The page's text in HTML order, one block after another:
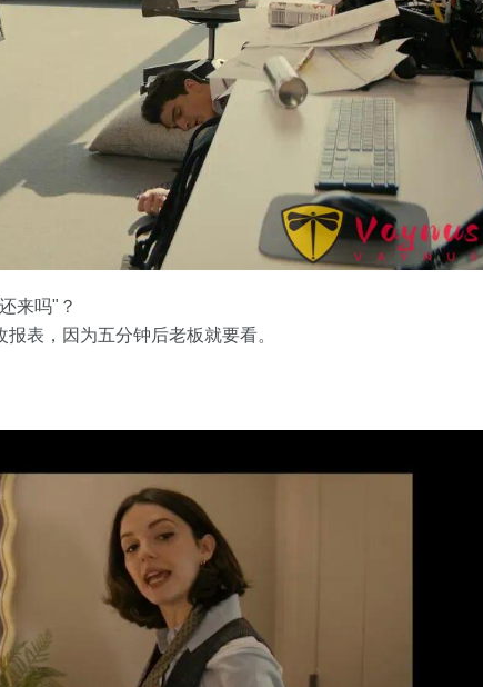
来吗"？
表，因为五分钟后老板就要看。